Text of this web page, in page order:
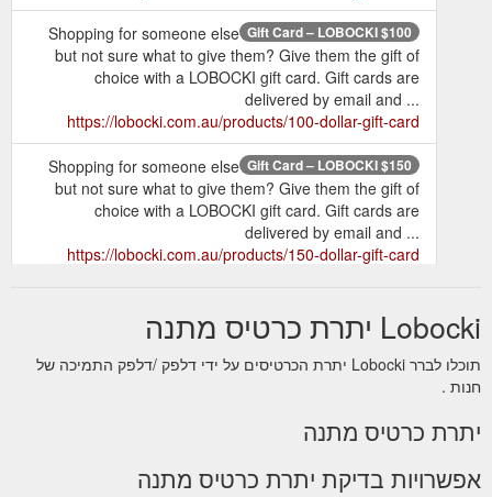
$100 Gift Card – LOBOCKI
Shopping for someone else
but not sure what to give them? Give them the gift of
choice with a LOBOCKI gift card. Gift cards are
delivered by email and ...
https://lobocki.com.au/products/100-dollar-gift-card
$150 Gift Card – LOBOCKI
Shopping for someone else
but not sure what to give them? Give them the gift of
choice with a LOBOCKI gift card. Gift cards are
delivered by email and ...
https://lobocki.com.au/products/150-dollar-gift-card
not sure what to give them? Give them the gift of choice
with a LOBOCKI gift card. Gift cards are delivered by
email and ...https://lobocki.com.au/products/50-dollar-
T-shirts & Training Essentials – Tagged "gift card" - LOBOCKI
including LOBOCKI fitness T-shirts, gift cards and our
Lobocki יתרת כרטיס מתנה
תוכלו לברר Lobocki יתרת הכרטיסים על ידי דלפק /דלפק התמיכה של
חנות .
יתרת כרטיס מתנה
אפשרויות בדיקת יתרת כרטיס מתנה